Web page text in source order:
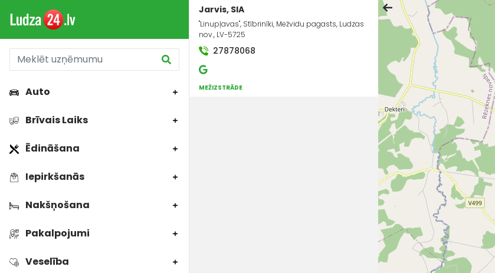
Auto
Brīvais Laiks
Ēdināšana
Iepirkšanās
Nakšņošana
Pakalpojumi
Veselība
Jarvis, SIA
"Linupļavas", Stībrinīki, Mežvidu pagasts, Ludzas
nov., LV-5725
27878068
MEŽIZSTRĀDE